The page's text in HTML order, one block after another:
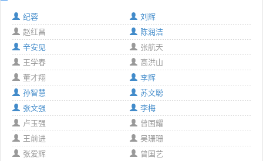
纪蓉
刘辉
赵红昌
陈润洁
辛安见
张航天
王学春
高洪山
董才翔
李辉
孙智慧
苏文聪
张文强
李梅
卢玉强
曾国耀
王前进
吴珊珊
张爱辉
曾国艺